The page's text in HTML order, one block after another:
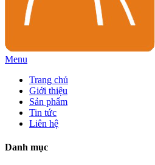
Menu
Trang chủ
Giới thiệu
Sản phẩm
Tin tức
Liên hệ
Danh mục